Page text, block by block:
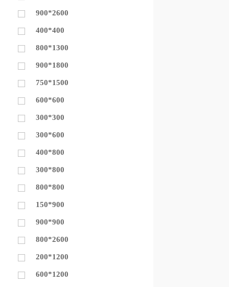
900*2600
400*400
800*1300
900*1800
750*1500
600*600
300*300
300*600
400*800
300*800
800*800
150*900
900*900
800*2600
200*1200
600*1200